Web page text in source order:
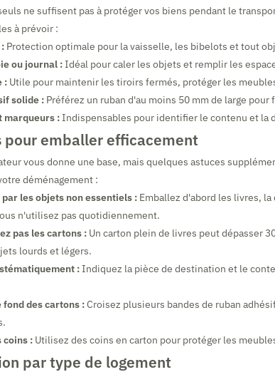
ne suffisent pas à protéger vos biens pendant le
à prévoir :
Protection optimale pour la vaisselle, les bibelots et tout
ou journal :Idéal pour caler les objets et remplir les
: Utile pour maintenir les tiroirs fermés, protéger les
solide : Préférez un ruban d'au moins 50 mm de large
marqueurs :Indispensables pour identifier le contenu et la
pour emballer efficacement
vous donne une base, mais quelques astuces
déménagement :
par les objets non essentiels : Emballez d'abord les livres,
n'utilisez pas quotidiennement.
pas les cartons : Un carton plein de livres peut dépasser
lourds et légers.
:Indiquez la pièce de destination et le
fond des cartons :Croisez plusieurs bandes de ruban
coins : Utilisez des coins en carton pour protéger les
par type de logement